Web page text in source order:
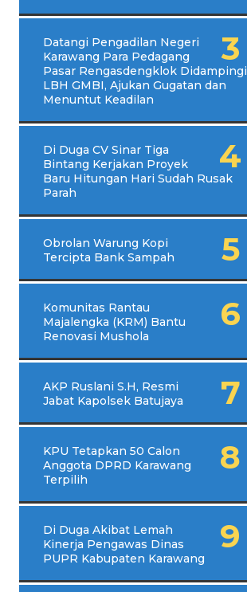
Datangi Pengadilan Negeri
Karawang Para Pedagang
Pasar Rengasdengklok Didampingi
LBH GMBI, Ajukan Gugatan dan
Menuntut Keadilan
Di Duga CV Sinar Tiga
Bintang Kerjakan Proyek
Baru Hitungan Hari Sudah Rusak
Parah
Obrolan Warung Kopi
Tercipta Bank Sampah
Komunitas Rantau
Majalengka (KRM) Bantu
Renovasi Mushola
AKP Ruslani S.H, Resmi
Jabat Kapolsek Batujaya
KPU Tetapkan 50 Calon
Anggota DPRD Karawang
Terpilih
Di Duga Akibat Lemah
Kinerja Pengawas Dinas
PUPR Kabupaten Karawang